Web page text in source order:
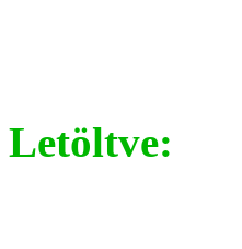
Letöltve: